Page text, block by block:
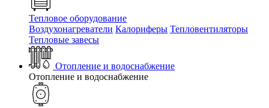
Тепловое оборудование
Воздухонагреватели Калориферы Тепловентиляторы
Тепловые завесы
Отопление и водоснабжение
Отопление и водоснабжение